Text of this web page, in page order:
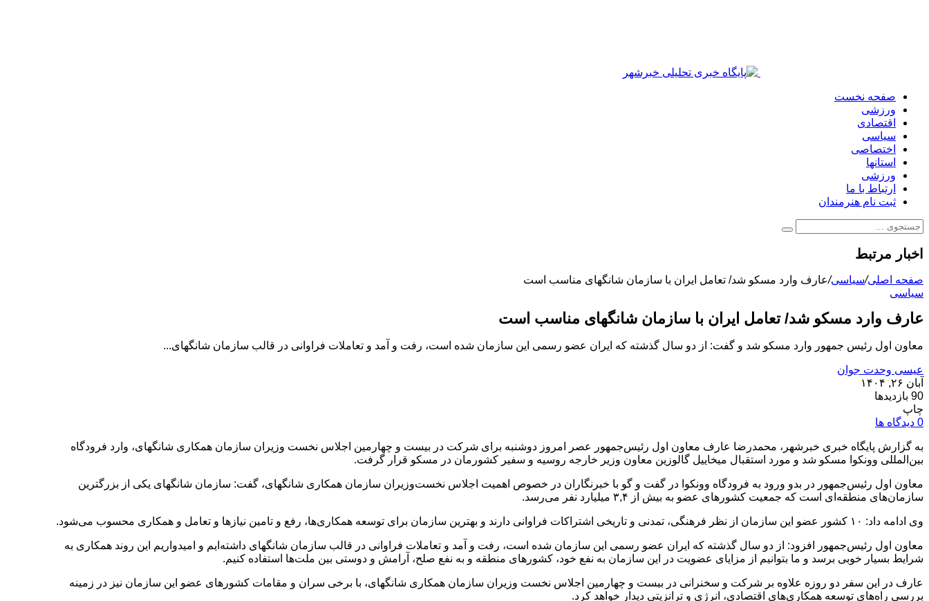
صفحه نخست
ورزشی
اقتصادی
سیاسی
اختصاصی
استانها
ورزشی
ارتباط با ما
ثبت نام هنرمندان
اخبار مرتبط
صفحه اصلی/سیاسی/عارف وارد مسکو شد/ تعامل ایران با سازمان شانگهای مناسب است
سیاسی
عارف وارد مسکو شد/ تعامل ایران با سازمان شانگهای مناسب است
معاون اول رئیس جمهور وارد مسکو شد و گفت: از دو سال گذشته که ایران عضو رسمی این سازمان شده‌ است، رفت و آمد و تعاملات فراوانی در قالب سازمان شانگهای...
عیسی وحدت جوان
آبان ۲۶, ۱۴۰۴
90 بازدیدها
چاپ
0 دیدگاه ها
به گزارش پایگاه خبری خبرشهر، محمدرضا عارف معاون اول رئیس‌جمهور عصر امروز دوشنبه برای شرکت در بیست و چهارمین اجلاس نخست وزیران سازمان همکاری شانگهای، وارد فرودگاه
بین‌المللی وونکوا مسکو شد و مورد استقبال میخاییل گالوزین معاون وزیر خارجه روسیه و سفیر کشورمان در مسکو قرار گرفت.
معاون اول رئیس‌جمهور در بدو ورود به فرودگاه وونکوا در گفت و گو با خبرنگاران در خصوص اهمیت اجلاس نخست‌وزیران سازمان همکاری شانگهای، گفت: سازمان شانگهای یکی از بزرگترین
سازمان‌های منطقه‌ای است که جمعیت کشورهای عضو به بیش از ۳,۴ میلیارد نفر می‌رسد.
وی ادامه داد: ۱۰ کشور عضو این سازمان از نظر فرهنگی، تمدنی و تاریخی اشتراکات فراوانی دارند و بهترین سازمان برای توسعه همکاری‌ها، رفع و تامین نیازها و تعامل و همکاری محسوب می‌شود.
معاون اول رئیس‌جمهور افزود: از دو سال گذشته که ایران عضو رسمی این سازمان شده‌ است، رفت و آمد و تعاملات فراوانی در قالب سازمان شانگهای داشته‌ایم و امیدواریم این روند همکاری به
شرایط بسیار خوبی برسد و ما بتوانیم از مزایای عضویت در این سازمان به نفع خود، کشورهای منطقه و به نفع صلح، آرامش و دوستی بین ملت‌ها استفاده کنیم.
عارف در این سفر دو روزه علاوه بر شرکت و سخنرانی در بیست و چهارمین اجلاس نخست وزیران سازمان همکاری شانگهای، با برخی سران و مقامات کشورهای عضو این سازمان نیز در زمینه
بررسی راه‌های توسعه همکاری‌های اقتصادی، انرژی و ترانزیتی دیدار خواهد کرد.